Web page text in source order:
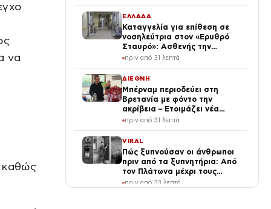
να
καθώς
ΕΛΛΑΔΑ
Καταγγελία για επίθεση σε
νοσηλεύτρια στον «Ερυθρό
Σταυρό»: Ασθενής την
άρπαξε από τα μαλλιά και τη
πριν από 31 λεπτά
ΔΙΕΘΝΗ
Μπέρναμ περιοδεύει στη
Βρετανία με φόντο την
ακρίβεια – Ετοιμάζει νέα
μέτρα για τα νοικοκυριά
πριν από 31 λεπτά
VIRAL
Πώς ξυπνούσαν οι άνθρωποι
πριν από τα ξυπνητήρια: Από
τον Πλάτωνα μέχρι τους
ανθρώπινους συναγερμούς
πριν από 33 λεπτά